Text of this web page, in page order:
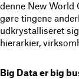
denne New World
gøre tingene
udkrystalliseret
hierarkier,
Big Data er big